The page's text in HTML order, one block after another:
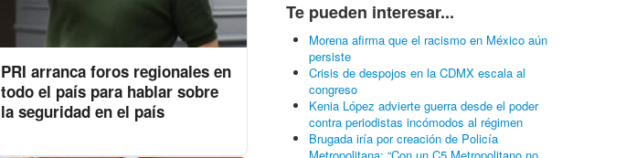
PRI arranca foros regionales en
todo el país para hablar sobre
la seguridad en el país
Te pueden interesar...
Morena afirma que el racismo en México aún
persiste
Crisis de despojos en la CDMX escala al
congreso
Kenia López advierte guerra desde el poder
contra periodistas incómodos al régimen
Brugada iría por creación de Policía